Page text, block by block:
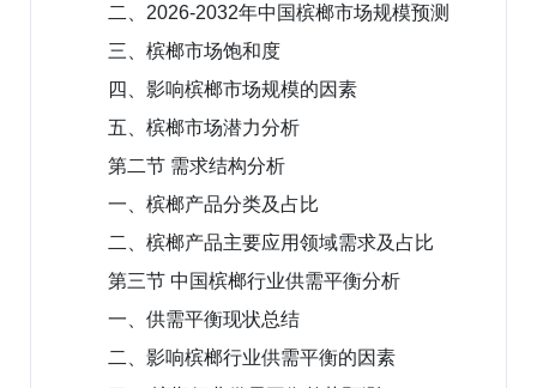
二、2026-2032年中国槟榔市场规模预测
三、槟榔市场饱和度
四、影响槟榔市场规模的因素
五、槟榔市场潜力分析
第二节 需求结构分析
一、槟榔产品分类及占比
二、槟榔产品主要应用领域需求及占比
第三节 中国槟榔行业供需平衡分析
一、供需平衡现状总结
二、影响槟榔行业供需平衡的因素